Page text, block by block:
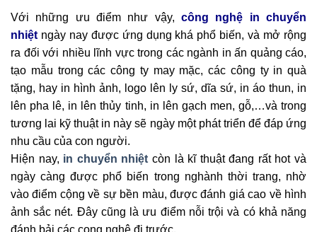
Với những ưu điểm như vậy, công nghệ in chuyển
nhiệt ngày nay được ứng dụng khá phổ biến, và mở rộng
ra đối với nhiều lĩnh vực trong các ngành in ấn quảng cáo,
tạo mẫu trong các công ty may mặc, các công ty in quà
tặng, hay in hình ảnh, logo lên ly sứ, dĩa sứ, in áo thun, in
lên pha lê, in lên thủy tinh, in lên gạch men, gỗ,…và trong
tương lai kỹ thuật in này sẽ ngày một phát triển để đáp ứng
nhu cầu của con người.
Hiện nay, in chuyển nhiệt còn là kĩ thuật đang rất hot và
ngày càng được phổ biến trong nghành thời trang, nhờ
vào điểm cộng về sự bền màu, được đánh giá cao về hình
ảnh sắc nét. Đây cũng là ưu điểm nỗi trội và có khả năng
đánh bải các cong nghệ đi trước.